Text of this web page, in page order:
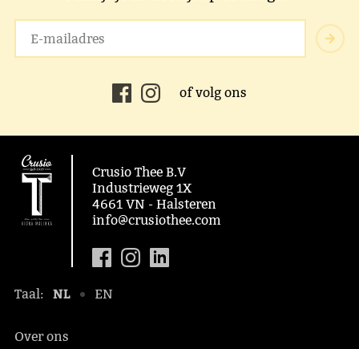
of volg ons
Crusio Thee B.V
Industrieweg 1X
4661 VN - Halsteren
info@crusiothee.com
Taal: NL EN
Over ons